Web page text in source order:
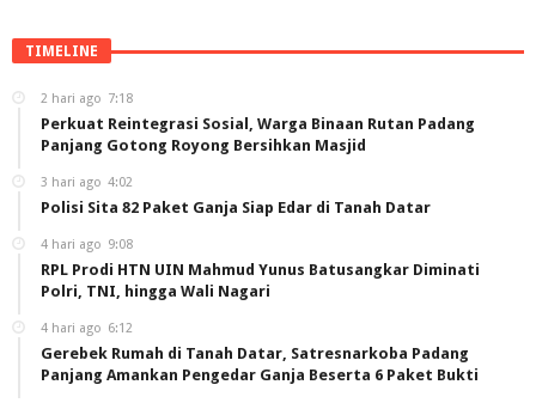
TIMELINE
2 hari ago 7:18
Perkuat Reintegrasi Sosial, Warga Binaan Rutan Padang
Panjang Gotong Royong Bersihkan Masjid
3 hari ago 4:02
Polisi Sita 82 Paket Ganja Siap Edar di Tanah Datar
4 hari ago 9:08
RPL Prodi HTN UIN Mahmud Yunus Batusangkar Diminati
Polri, TNI, hingga Wali Nagari
4 hari ago 6:12
Gerebek Rumah di Tanah Datar, Satresnarkoba Padang
Panjang Amankan Pengedar Ganja Beserta 6 Paket Bukti